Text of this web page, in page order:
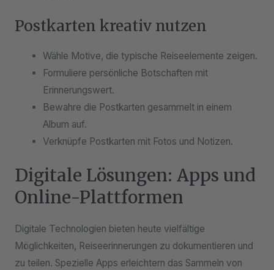
Postkarten kreativ nutzen
Wähle Motive, die typische Reiseelemente zeigen.
Formuliere persönliche Botschaften mit
Erinnerungswert.
Bewahre die Postkarten gesammelt in einem
Album auf.
Verknüpfe Postkarten mit Fotos und Notizen.
Digitale Lösungen: Apps und
Online-Plattformen
Digitale Technologien bieten heute vielfältige
Möglichkeiten, Reiseerinnerungen zu dokumentieren und
zu teilen. Spezielle Apps erleichtern das Sammeln von